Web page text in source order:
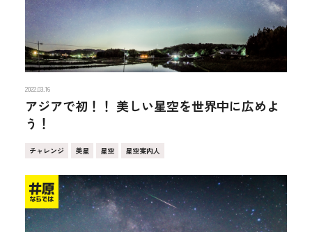
2022.03.16
アジアで初！！ 美しい星空を世界中に広めよ
う！
チャレンジ 美星 星空 星空案内人